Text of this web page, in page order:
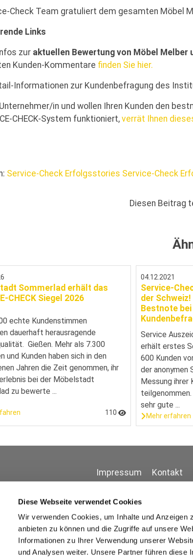
Diese Webseite verwendet Cookies
Wir verwenden Cookies, um Inhalte und
anbieten zu können und die Zugriffe auf unsere
Informationen zu Ihrer Verwendung unserer
und Analysen weiter. Unsere Partner führen
Check Team gratuliert dem gesamten Möbel
Links
zur aktuellen Bewertung von Möbel Melber
Kunden-Kommentare finden Sie hier.
Informationen zur Kundenbefragung des
in und wollen Ihren Kunden den
CHECK-System funktioniert,verrät Ihnen
Service-Check Erfolgsstories Service-Check
Diesen Beitrag
Sommerlad erhält das
CHECK Siegel 2026
echte Kundenstimmen
dauerhaft herausragende
Gießen. Mehr als 7.300
und Kunden haben sich in den
Jahren die Zeit genommen, ihr
bei der Möbelstadt
zu bewerte ...
110
04.12.2021
Service-
der
Bestnote
Service
erhält erstes
600 Kunden
der anonymen
Messung ihrer
sehr gute ...
Mehr erfahren
Impressum Kontakt